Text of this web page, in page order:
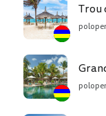
Trou